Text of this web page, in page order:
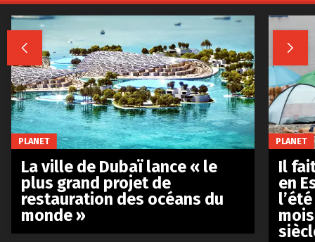
 
PLANET
La ville de Dubaï lance « le
plus grand projet de
restauration des océans du
monde »
PLANET
Il
en